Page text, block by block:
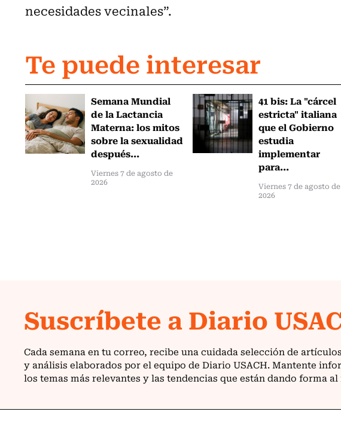
necesidades vecinales”.
Te puede interesar
Semana Mundial
de la Lactancia
Materna: los mitos
sobre la sexualidad
después...
Viernes 7 de agosto de
2026
41 bis: La "cárcel
estricta" italiana
que el Gobierno
estudia
implementar
para...
Viernes 7 de agosto de
2026